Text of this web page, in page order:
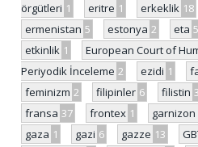
örgütleri 1 eritre 1 erkeklik 18
ermenistan 5 estonya 2 eta 5
etkinlik 1 European Court of
Periyodik İnceleme 2 ezidi 1
feminizm 2 filipinler 6 filistin
fransa 37 frontex 1
gaza 1 gazi 6 gazze 13